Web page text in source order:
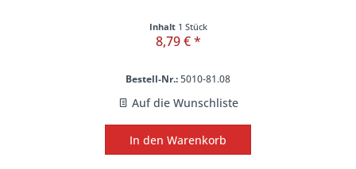
Inhalt 1 Stück
8,79 € *
Bestell-Nr.:5010-81.08
Auf die Wunschliste
In den Warenkorb